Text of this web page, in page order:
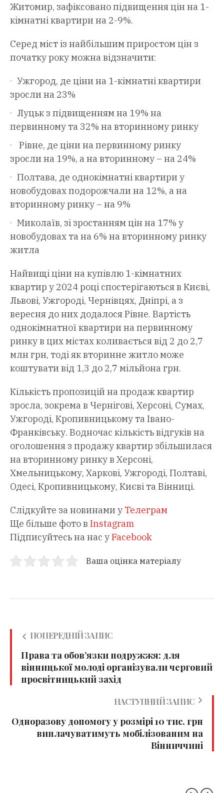
Житомир, зафіксовано підвищення цін на 1-
кімнатні квартири на 2-9%.
Серед міст із найбільшим приростом цін з
початку року можна відзначити:
Ужгород, де ціни на 1-кімнатні квартири
зросли на 23%
Луцьк з підвищенням на 19% на
первинному та 32% на вторинному ринку
Рівне, де ціни на первинному ринку
зросли на 19%, а на вторинному – на 24%
Полтава, де однокімнатні квартири у
новобудовах подорожчали на 12%, а на
вторинному ринку – на 9%
Миколаїв, зі зростанням цін на 17% у
новобудовах та на 6% на вторинному ринку
житла
Найвищі ціни на купівлю 1-кімнатних
квартир у 2024 році спостерігаються в Києві,
Львові, Ужгороді, Чернівцях, Дніпрі, а з
вересня до них додалося Рівне. Вартість
однокімнатної квартири на первинному
ринку в цих містах коливається від 2 до 2,7
млн грн, тоді як вторинне житло може
коштувати від 1,3 до 2,7 мільйона грн.
Кількість пропозицій на продаж квартир
зросла, зокрема в Чернігові, Херсоні, Сумах,
Ужгороді, Кропивницькому та Івано-
Франківську. Водночас кількість відгуків на
оголошення з продажу квартир збільшилася
на вторинному ринку в Херсоні,
Хмельницькому, Харкові, Ужгороді, Полтаві,
Одесі, Кропивницькому, Києві та Вінниці.
Слідкуйте за новинами у Телеграм
Ще більше фото в Instagram
Підписуйтесь на нас уFacebook
Ваша оцінка матеріалу
ПОПЕРЕДНІЙ ЗАПИС
Права та обов’язки подружжя: для
вінницької молоді організували черговий
просвітницький захід
НАСТУПНИЙ ЗАПИС
Одноразову допомогу у розмірі 10 тис. грн
виплачуватимуть мобілізованим на
Вінниччині